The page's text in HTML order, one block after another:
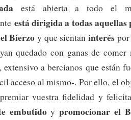
está abierta a todo el
está dirigida a todas aquellas
Bierzo y que sientan interés por
quedado con ganas de
extensivo a bercianos que están
acceso al mismo-. Por ello, el
vuestra fidelidad y
embutidoypromocionar el